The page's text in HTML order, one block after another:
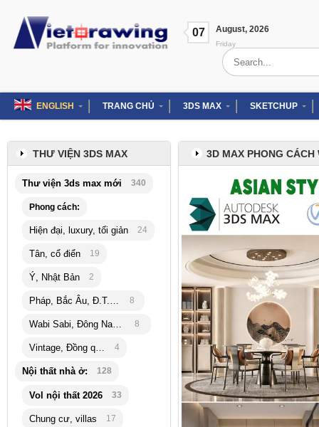
content
07 August, 2026
Friday
Search
for:
ENGLISH TRANG CHỦ 3DS MAX SKETCHUP
3D MAX PHONG
THƯ VIỆN 3DS MAX
Thư viện 3ds max mới 340
Phong cách:
Hiện đại, luxury, tối giản 24
Tân, cổ điển 19
Ý, Nhật Bản 2
Pháp, Bắc Âu, Đ.T.Hải 8
Wabi Sabi, Đông Nam Á 8
Vintage, Đồng quê 4
Nội thất nhà ở: 128
Vol nội thất 2026 33
Chung cư, villas 17